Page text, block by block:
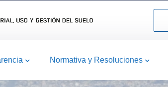
Normativa y Resoluciones